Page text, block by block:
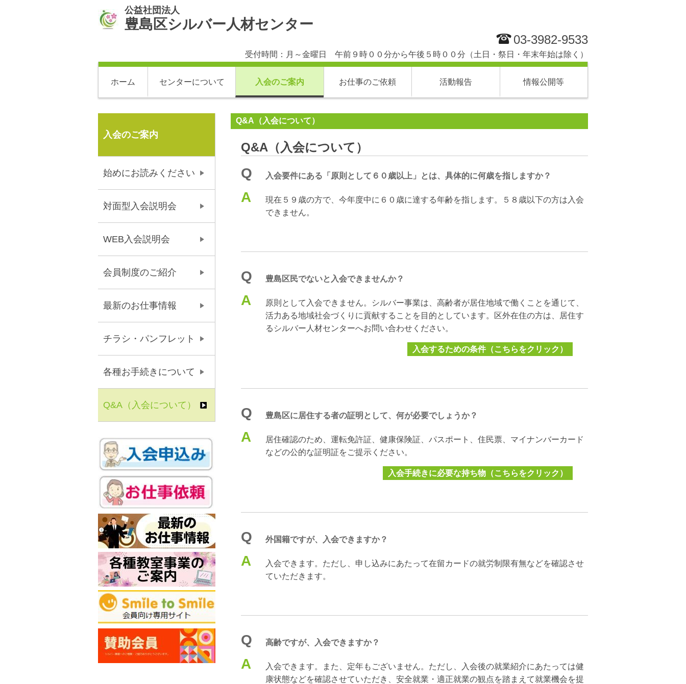
公益社団法人
豊島区シルバー人材センター
03-3982-9533
受付時間：月～金曜日 午前９時００分から午後５時００分（土日・祭日・年末年始は除く）
ホーム センターについて 入会のご案内 お仕事のご依頼 活動報告 情報公開等
Q&A（入会について）
Q&A（入会について）
Q 入会要件にある「原則として６０歳以上」とは、具体的に何歳を指しますか？
A
現在５９歳の方で、今年度中に６０歳に達する年齢を指します。５８歳以下の方は入会
できません。
Q 豊島区民でないと入会できませんか？
A
原則として入会できません。シルバー事業は、高齢者が居住地域で働くことを通じて、
活力ある地域社会づくりに貢献することを目的としています。区外在住の方は、居住す
るシルバー人材センターへお問い合わせください。
入会するための条件（こちらをクリック）
Q 豊島区に居住する者の証明として、何が必要でしょうか？
A
居住確認のため、運転免許証、健康保険証、パスポート、住民票、マイナンバーカード
などの公的な証明証をご提示ください。
入会手続きに必要な持ち物（こちらをクリック）
Q 外国籍ですが、入会できますか？
A
入会できます。ただし、申し込みにあたって在留カードの就労制限有無などを確認させ
ていただきます。
Q 高齢ですが、入会できますか？
A
入会できます。また、定年もございません。ただし、入会後の就業紹介にあたっては健
康状態などを確認させていただき、安全就業・適正就業の観点を踏まえて就業機会を提
入会のご案内
始めにお読みください
対面型入会説明会
WEB入会説明会
会員制度のご紹介
最新のお仕事情報
チラシ・パンフレット
各種お手続きについて
Q&A（入会について）